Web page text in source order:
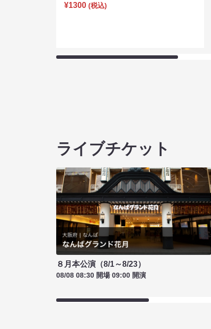
¥1300 (税込)
ライブチケット
８月本公演（8/1～8/23）
08/08 08:30 開場 09:00 開演